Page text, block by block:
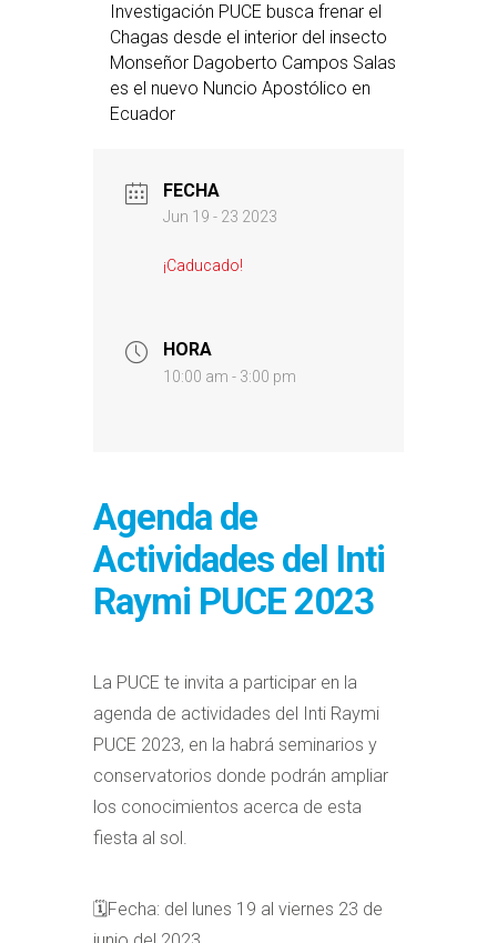
Investigación PUCE busca frenar el
Chagas desde el interior del insecto
Monseñor Dagoberto Campos Salas
es el nuevo Nuncio Apostólico en
Ecuador
FECHA
Jun 19 - 23 2023
¡Caducado!
HORA
10:00 am - 3:00 pm
Agenda de
Actividades del Inti
Raymi PUCE 2023
La PUCE te invita a participar en la
agenda de actividades del Inti Raymi
PUCE 2023, en la habrá seminarios y
conservatorios donde podrán ampliar
los conocimientos acerca de esta
fiesta al sol.
🗓️Fecha: del lunes 19 al viernes 23 de